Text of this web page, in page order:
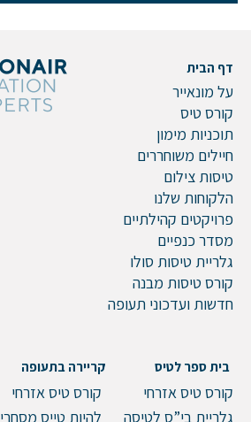
דף הבית
על מונאייר
קורס טיס
תוכניות מימון
חיילים משוחררים
טיסות צילום
הלקוחות שלנו
פרויקטים קהילתיים
מסדר כנפיים
גלריית טיסות סולו
קורס טיסות מבנה
חדשות ועדכוני תעופה
בית ספר לטיס
קורס טיס אזרחי
גלריית בי”ס לטיסה
קריירה בתעופה
קורס טיס אזרחי
להיות טייס מסחרי
טלפון
הערות ושאלות
שלח הודעה